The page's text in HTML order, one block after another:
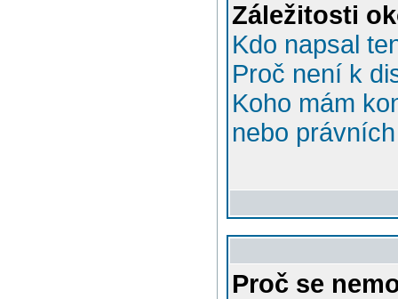
Záležitosti
Kdo napsal
Proč není k
Koho mám
nebo
Proč se